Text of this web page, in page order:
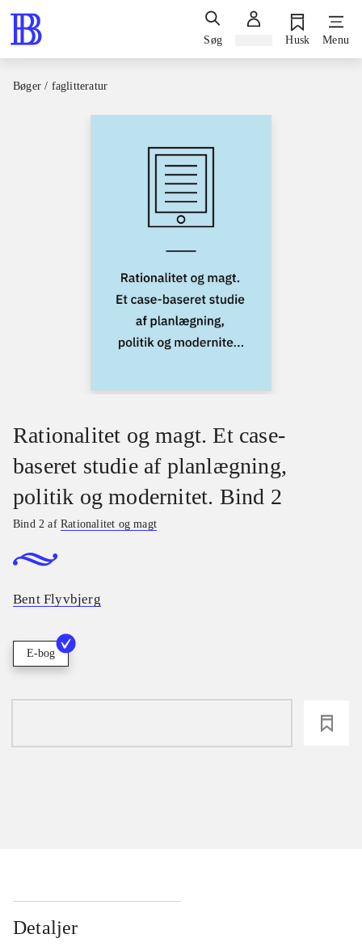
Søg Husk Menu
Bøger / faglitteratur
Rationalitet og magt. Et case-
baseret studie af planlægning,
politik og modernitet. Bind 2
Bind 2 afRationalitet og magt
Bent Flyvbjerg
E-bog
Detaljer